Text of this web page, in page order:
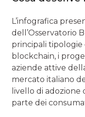
L’infografica
dell’Osservatorio
principali
blockchain, i
aziende attive
mercato italiano
livello di
parte dei